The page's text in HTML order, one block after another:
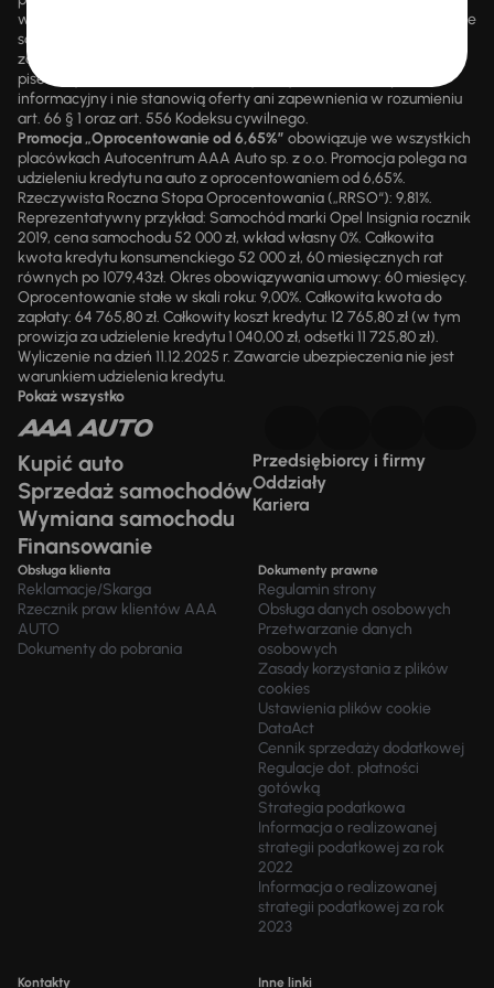
wsteczną. Szczegółowe informacje o zasadach promocji udzielane
są przez upoważnionych pracowników AAA AUTO. AAA AUTO
zastrzega sobie prawo do zawarcia umowy wyłącznie w formie
pisemnej. Prezentowane informacje mają charakter wyłącznie
informacyjny i nie stanowią oferty ani zapewnienia w rozumieniu
art. 66 § 1 oraz art. 556 Kodeksu cywilnego.
Promocja „Oprocentowanie od 6,65%” obowiązuje we wszystkich
placówkach Autocentrum AAA Auto sp. z o.o. Promocja polega na
udzieleniu kredytu na auto z oprocentowaniem od 6,65%.
Rzeczywista Roczna Stopa Oprocentowania („RRSO“): 9,81%.
Reprezentatywny przykład: Samochód marki Opel Insignia rocznik
2019, cena samochodu 52 000 zł, wkład własny 0%. Całkowita
kwota kredytu konsumenckiego 52 000 zł, 60 miesięcznych rat
równych po 1079,43zł. Okres obowiązywania umowy: 60 miesięcy.
Oprocentowanie stałe w skali roku: 9,00%. Całkowita kwota do
zapłaty: 64 765,80 zł. Całkowity koszt kredytu: 12 765,80 zł (w tym
prowizja za udzielenie kredytu 1 040,00 zł, odsetki 11 725,80 zł).
Wyliczenie na dzień 11.12.2025 r. Zawarcie ubezpieczenia nie jest
warunkiem udzielenia kredytu.
Pokaż wszystko
Kupić auto
Sprzedaż samochodów
Wymiana samochodu
Finansowanie
Przedsiębiorcy i firmy
Oddziały
Kariera
Obsługa klienta
Reklamacje/Skarga
Rzecznik praw klientów AAA
AUTO
Dokumenty do pobrania
Dokumenty prawne
Regulamin strony
Obsługa danych osobowych
Przetwarzanie danych
osobowych
Zasady korzystania z plików
cookies
Ustawienia plików cookie
DataAct
Cennik sprzedaży dodatkowej
Regulacje dot. płatności
gotówką
Strategia podatkowa
Informacja o realizowanej
strategii podatkowej za rok
2022
Informacja o realizowanej
strategii podatkowej za rok
2023
Kontakty Inne linki